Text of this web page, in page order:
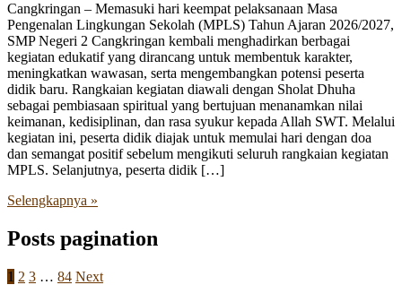
Cangkringan – Memasuki hari keempat pelaksanaan Masa
Pengenalan Lingkungan Sekolah (MPLS) Tahun Ajaran 2026/2027,
SMP Negeri 2 Cangkringan kembali menghadirkan berbagai
kegiatan edukatif yang dirancang untuk membentuk karakter,
meningkatkan wawasan, serta mengembangkan potensi peserta
didik baru. Rangkaian kegiatan diawali dengan Sholat Dhuha
sebagai pembiasaan spiritual yang bertujuan menanamkan nilai
keimanan, kedisiplinan, dan rasa syukur kepada Allah SWT. Melalui
kegiatan ini, peserta didik diajak untuk memulai hari dengan doa
dan semangat positif sebelum mengikuti seluruh rangkaian kegiatan
MPLS. Selanjutnya, peserta didik […]
Selengkapnya »
Posts pagination
1 2 3 … 84 Next